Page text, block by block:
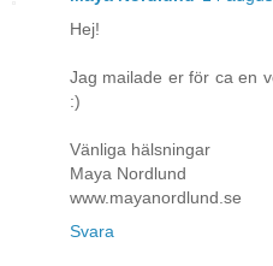
Hej!
Jag mailade er för ca en
:)
Vänliga hälsningar
Maya Nordlund
www.mayanordlund.se
Svara